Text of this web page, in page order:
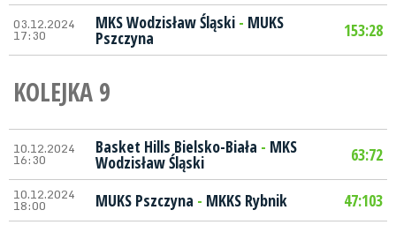
03.12.2024
17:30
MKS Wodzisław Śląski - MUKS
Pszczyna 153:28
KOLEJKA 9
10.12.2024
16:30
Basket Hills Bielsko-Biała - MKS
Wodzisław Śląski 63:72
10.12.2024
18:00 MUKS Pszczyna - MKKS Rybnik 47:103